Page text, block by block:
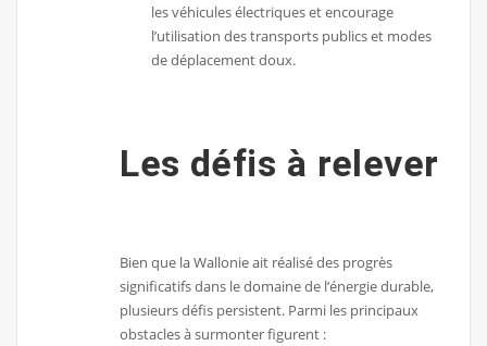
les véhicules électriques et encourage
l’utilisation des transports publics et modes
de déplacement doux.
Les défis à relever
Bien que la Wallonie ait réalisé des progrès
significatifs dans le domaine de l’énergie durable,
plusieurs défis persistent. Parmi les principaux
obstacles à surmonter figurent :